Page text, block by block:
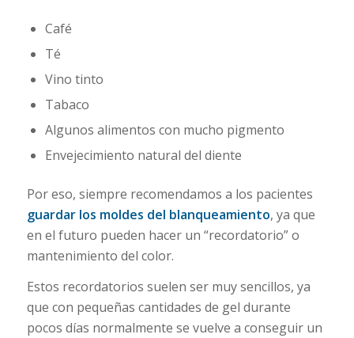
Café
Té
Vino tinto
Tabaco
Algunos alimentos con mucho pigmento
Envejecimiento natural del diente
Por eso, siempre recomendamos a los pacientes
guardar los moldes del blanqueamiento, ya que
en el futuro pueden hacer un “recordatorio” o
mantenimiento del color.
Estos recordatorios suelen ser muy sencillos, ya
que con pequeñas cantidades de gel durante
pocos días normalmente se vuelve a conseguir un